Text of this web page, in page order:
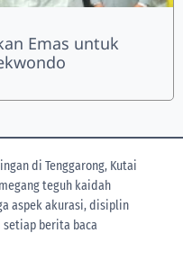
Emas untuk
di Tenggarong, Kutai
teguh kaidah
aspek akurasi, disiplin
setiap berita baca